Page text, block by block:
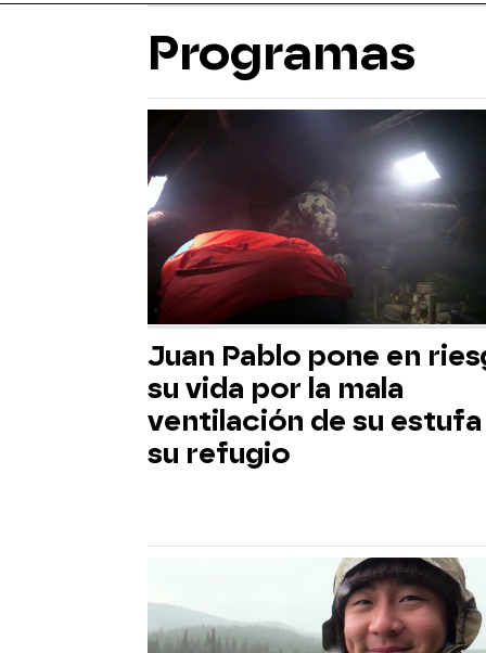
Programas
Juan Pablo pone en
su vida por la mala
ventilación de su estufa
su refugio